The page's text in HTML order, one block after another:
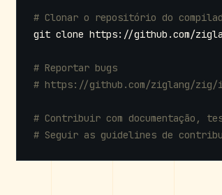
# Clonar o repositório do
# Reportar bugs
# https://github.com/ziglang/zig/
# Contribuir com documentação,
# Seguir as guidelines de